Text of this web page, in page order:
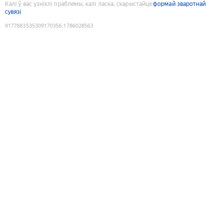
Калі ў вас узніклі праблемы, калі ласка, скарыстайцеформай зваротнай
сувязі
9177883535309170356:1786028563